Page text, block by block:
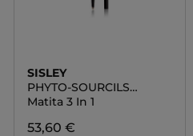
SISLEY
PHYTO-SOURCILS
DESIGN
Matita 3 In 1
53,60 €